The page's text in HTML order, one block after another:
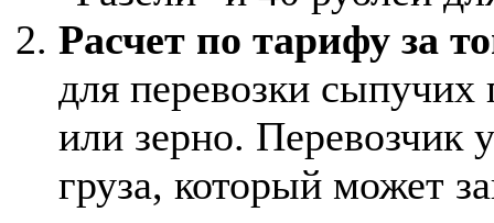
Расчет по тарифу за
для перевозки сыпучих
или зерно. Перевозчик
груза, который может